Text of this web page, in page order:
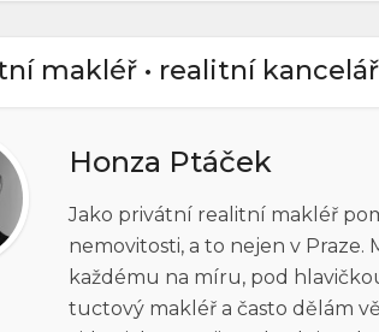
makléř • realitní
Honza Ptáček
Jako privátní realitní makléř
nemovitosti, a to nejen v
každému na míru, pod
tuctový makléř a často dělám